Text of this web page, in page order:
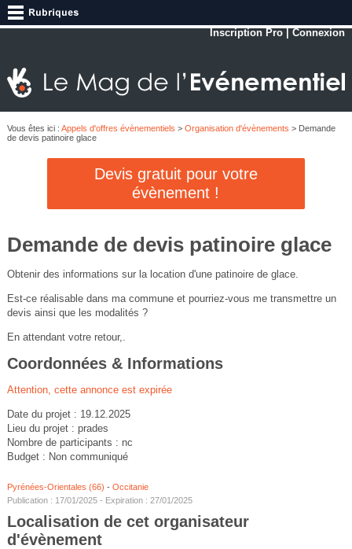
Inscription Pro |Connexion
Vous êtes ici : Appels d'offres évènementiels > Organisation d'évènements > Demande
de devis patinoire glace
Devis gratuit pour votre
évènement !
Demande de devis patinoire glace
Obtenir des informations sur la location d'une patinoire de glace.
Est-ce réalisable dans ma commune et pourriez-vous me transmettre un
devis ainsi que les modalités ?
En attendant votre retour,.
Coordonnées & Informations
Attention, cette annonce est expirée
Date du projet : 19.12.2025
Lieu du projet : prades
Nombre de participants : nc
Budget : Non communiqué
Pyrénées-Orientales (66) - Occitanie
Publication : 17/01/2025 - Expiration : 27/01/2025
Localisation de cet organisateur
d'évènement